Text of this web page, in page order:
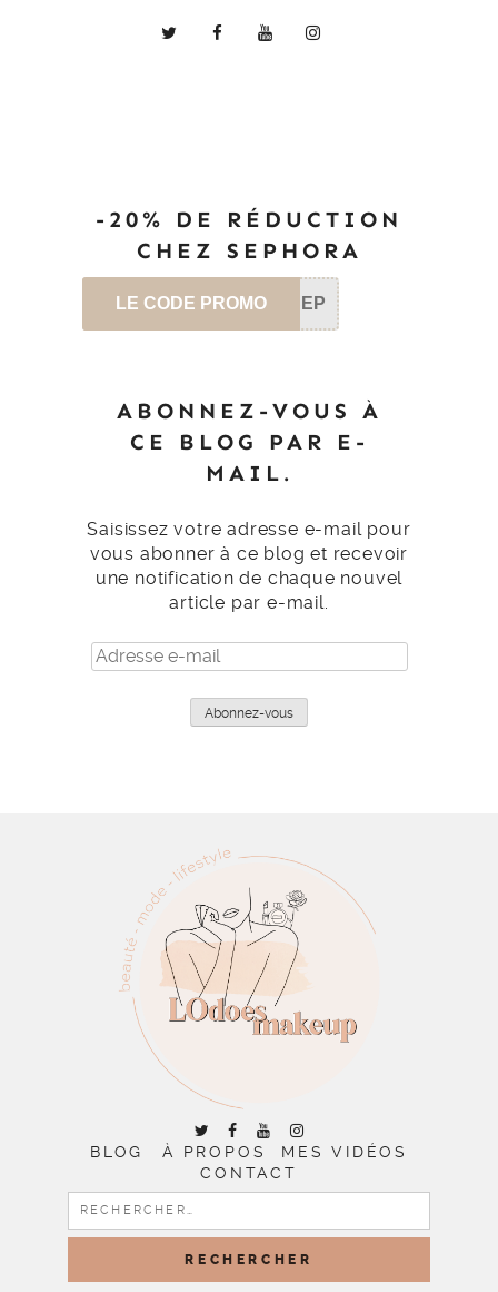
-20% DE RÉDUCTION
CHEZ SEPHORA
LE CODE PROMO SEP
ABONNEZ-VOUS À
CE BLOG PAR E-
MAIL.
Saisissez votre adresse e-mail pour
vous abonner à ce blog et recevoir
une notification de chaque nouvel
article par e-mail.
Adresse
e-
Abonnez-vous
BLOG À PROPOS
MES VIDÉOS
CONTACT
RECHERCHER :